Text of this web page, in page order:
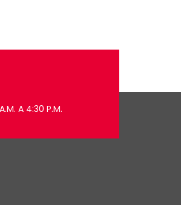
A 4:30 P.M.